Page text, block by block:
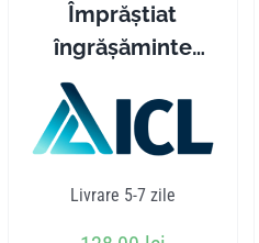
Împrăștiat
îngrășăminte
manual – Handy
green
Livrare 5-7 zile